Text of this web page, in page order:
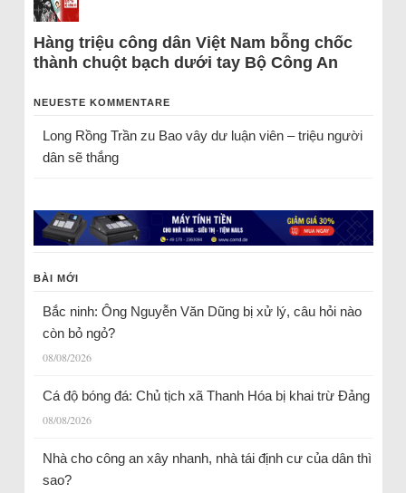
Hàng triệu công dân Việt Nam bỗng chốc
thành chuột bạch dưới tay Bộ Công An
NEUESTE KOMMENTARE
Long Rồng Trầnzu Bao vây dư luận viên – triệu người
dân sẽ thắng
BÀI MỚI
Bắc ninh: Ông Nguyễn Văn Dũng bị xử lý, câu hỏi nào
còn bỏ ngỏ?
08/08/2026
Cá độ bóng đá: Chủ tịch xã Thanh Hóa bị khai trừ Đảng
08/08/2026
Nhà cho công an xây nhanh, nhà tái định cư của dân thì
sao?